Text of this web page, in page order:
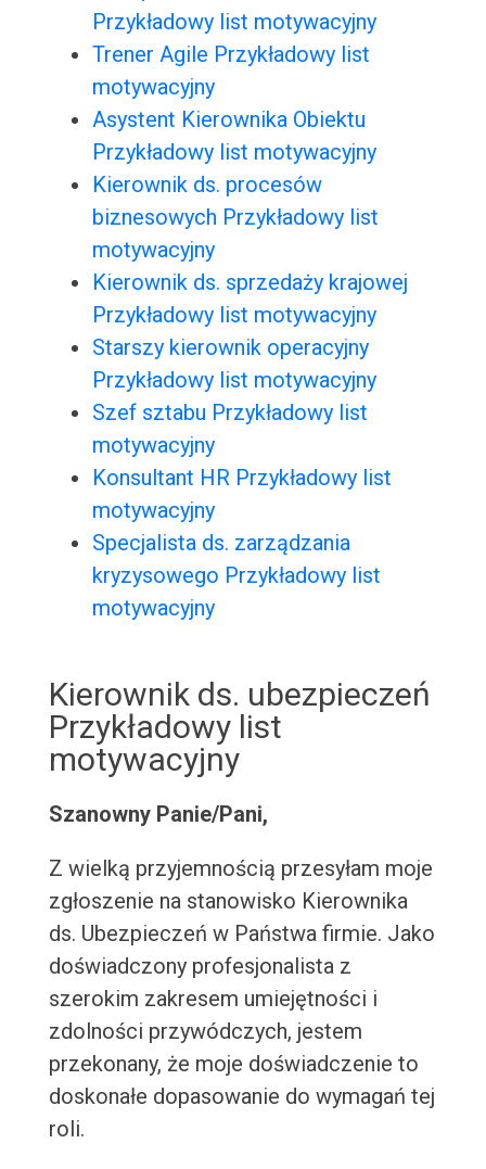
Przykładowy list motywacyjny
Trener Agile Przykładowy list
motywacyjny
Asystent Kierownika Obiektu
Przykładowy list motywacyjny
Kierownik ds. procesów
biznesowych Przykładowy list
motywacyjny
Kierownik ds. sprzedaży krajowej
Przykładowy list motywacyjny
Starszy kierownik operacyjny
Przykładowy list motywacyjny
Szef sztabu Przykładowy list
motywacyjny
Konsultant HR Przykładowy list
motywacyjny
Specjalista ds. zarządzania
kryzysowego Przykładowy list
motywacyjny
Kierownik ds. ubezpieczeń
Przykładowy list
motywacyjny
Szanowny Panie/Pani,
Z wielką przyjemnością przesyłam moje
zgłoszenie na stanowisko Kierownika
ds. Ubezpieczeń w Państwa firmie. Jako
doświadczony profesjonalista z
szerokim zakresem umiejętności i
zdolności przywódczych, jestem
przekonany, że moje doświadczenie to
doskonałe dopasowanie do wymagań tej
roli.